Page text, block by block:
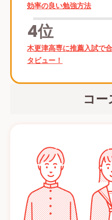
効率の良い勉強方法
4位
木更津高専に推薦入試で
タビュー！
コー